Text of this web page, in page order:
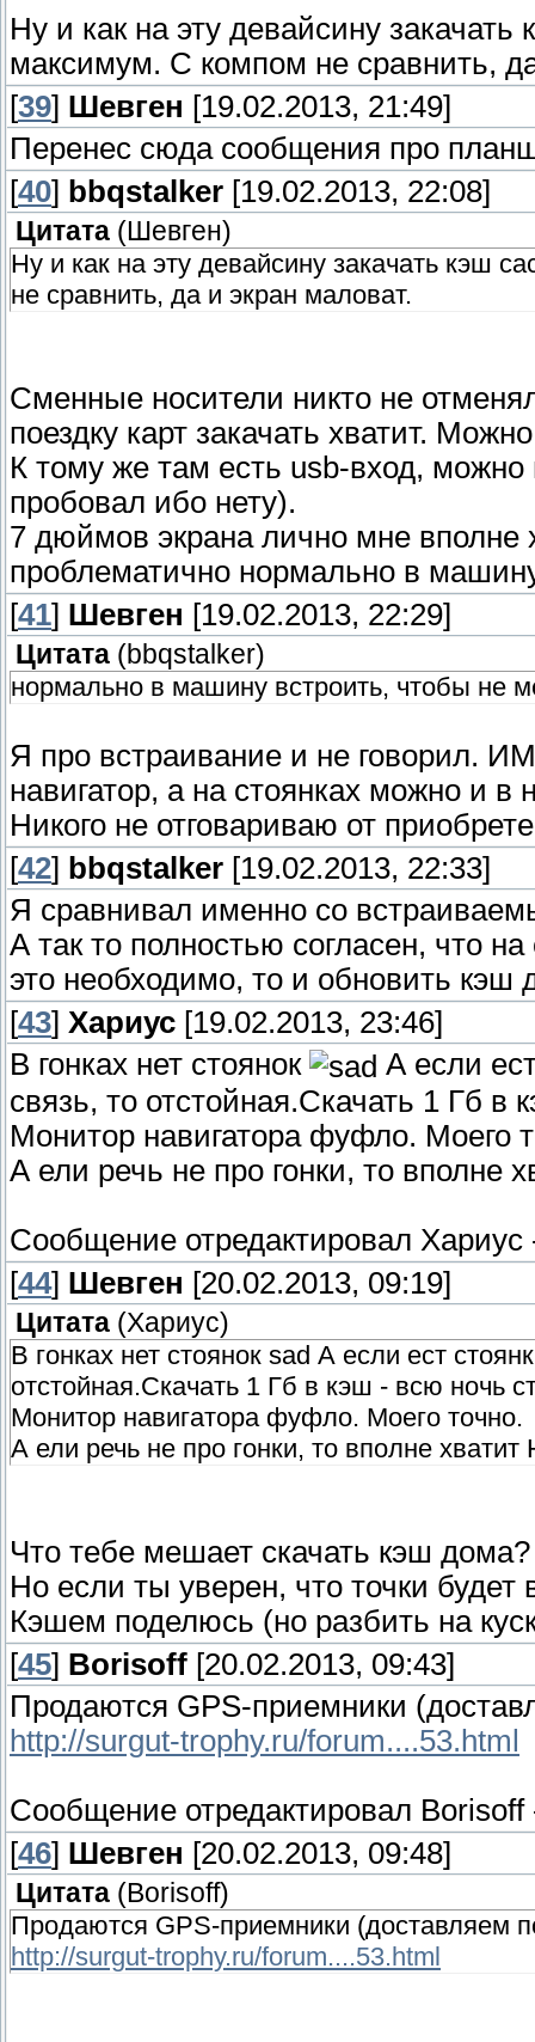
Ну и как на эту девайсину
максимум. С компом не сравнить,
[39] Шевген [19.02.2013, 21:49]
Перенес сюда сообщения про
[40] bbqstalker [19.02.2013, 22:08]
Цитата ( Шевген)
Ну и как на эту девайсину закачать кэш
не сравнить, да и экран маловат.
Сменные носители никто не
поездку карт закачать хватит.
К тому же там есть usb-вход, можно
пробовал ибо нету).
7 дюймов экрана лично мне вполне
проблематично нормально в
[41] Шевген [19.02.2013, 22:29]
Цитата (bbqstalker)
нормально в машину встроить, чтобы не
Я про встраивание и не говорил.
навигатор, а на стоянках можно и в
Никого не отговариваю от
[42] bbqstalker [19.02.2013, 22:33]
Я сравнивал именно со
А так то полностью согласен, что
это необходимо, то и обновить кэш
[43] Хариус [19.02.2013, 23:46]
В гонках нет стоянок
А если
связь, то отстойная.Скачать 1 Гб в
Монитор навигатора фуфло. Моего
А ели речь не про гонки, то вполне
Сообщение отредактировал Хариус
[44] Шевген [20.02.2013, 09:19]
Цитата (Хариус)
В гонках нет стоянок sad А если ест
отстойная.Скачать 1 Гб в кэш - всю ночь
Монитор навигатора фуфло. Моего точно.
А ели речь не про гонки, то вполне хватит
Что тебе мешает скачать кэш
Но если ты уверен, что точки
Кэшем поделюсь (но разбить на
[45] Borisoff [20.02.2013, 09:43]
Продаются GPS-приемники
http://surgut-trophy.ru/forum....53.html
Сообщение отредактировал Borisoff
[46] Шевген [20.02.2013, 09:48]
Цитата ( Borisoff)
Продаются GPS-приемники (доставляем
http://surgut-trophy.ru/forum....53.html